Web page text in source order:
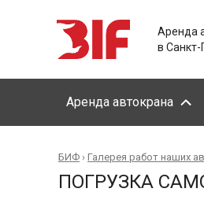
Аренда
в Санкт-
Аренда автокрана
БИФ › Галерея работ наших
ПОГРУЗКА